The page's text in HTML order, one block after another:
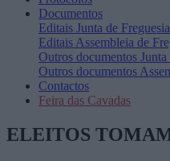
Documentos
Editais Junta de Freguesia
Editais Assembleia de
Outros documentos Junta
Outros documentos
Contactos
Feira das Cavadas
ELEITOS